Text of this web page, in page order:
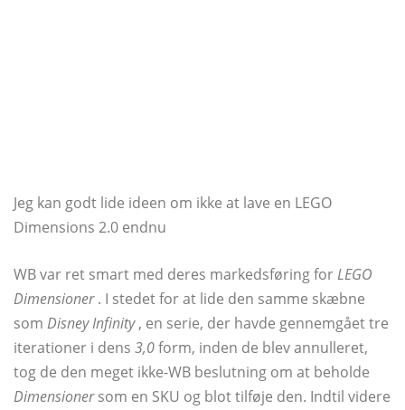
Jeg kan godt lide ideen om ikke at lave en LEGO
Dimensions 2.0 endnu
WB var ret smart med deres markedsføring forLEGO
Dimensioner. I stedet for at lide den samme skæbne
som Disney Infinity, en serie, der havde gennemgået tre
iterationer i dens 3,0form, inden de blev annulleret,
tog de den meget ikke-WB beslutning om at beholde
Dimensionersom en SKU og blot tilføje den. Indtil videre